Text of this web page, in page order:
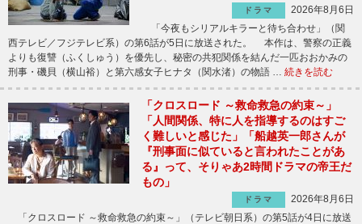
ドラマ
2026年8月6日
「今夜もシリアルキラーと待ち合わせ」（関
西テレビ／フジテレビ系）の第6話が5日に放送された。 本作は、警察の正義
よりも復讐（ふくしゅう）を優先し、秘密の共犯関係を結んだ一匹おおかみの
刑事・磯貝（横山裕）と第六感女子ヒナタ（関水渚）の物語 … 続きを読む
「クロスロード ～救命救急の約束～」
「人間関係、特に人を指導するのはすご
く難しいと感じた」「船越英一郎さんが
『刑事面に似ていると言われたことがあ
る』って、そりゃあ2時間ドラマの帝王だ
もの」
ドラマ
2026年8月6日
「クロスロード ～救命救急の約束～」（テレビ朝日系）の第5話が4日に放送